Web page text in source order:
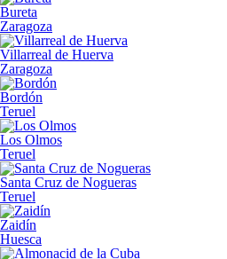
Bureta
Zaragoza
Villarreal de Huerva
Zaragoza
Bordón
Teruel
Los Olmos
Teruel
Santa Cruz de Nogueras
Teruel
Zaidín
Huesca